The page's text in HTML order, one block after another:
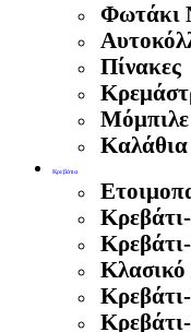
Φωτάκι
Πίνακες
Μόμπιλε
Κρεβάτια
Κλασικό